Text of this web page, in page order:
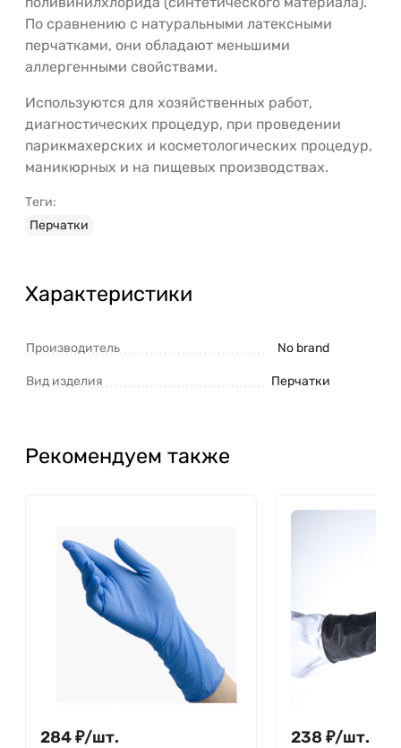
По сравнению с натуральными латексными
перчатками, они обладают меньшими
аллергенными свойствами.
Используются для хозяйственных работ,
диагностических процедур, при проведении
парикмахерских и косметологических процедур,
маникюрных и на пищевых производствах.
Теги:
Перчатки
Характеристики
Производитель No brand
Вид изделия Перчатки
Рекомендуем также
284₽/шт. 238 ₽/шт.